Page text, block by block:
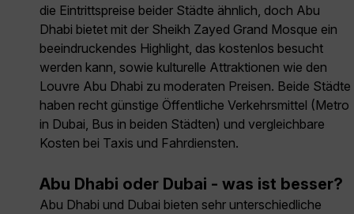
die Eintrittspreise beider Städte ähnlich, doch Abu
Dhabi bietet mit der Sheikh Zayed Grand Mosque ein
beeindruckendes Highlight, das kostenlos besucht
werden kann, sowie kulturelle Attraktionen wie den
Louvre Abu Dhabi zu moderaten Preisen. Beide Städte
haben recht günstige Öffentliche Verkehrsmittel (Metro
in Dubai, Bus in beiden Städten) und vergleichbare
Kosten bei Taxis und Fahrdiensten.
Abu Dhabi oder Dubai - was ist besser?
Abu Dhabi und Dubai bieten sehr unterschiedliche